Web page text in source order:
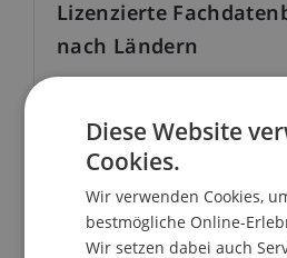
Lizenzierte
nach Ländern
Beratung und
Diese Website
Cookies.
Wir verwenden Cookies,
bestmögliche Online-
Wir setzen dabei auch